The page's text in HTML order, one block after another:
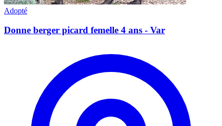
Adopté
Donne berger picard femelle 4 ans - Var